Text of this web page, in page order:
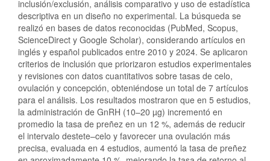
inclusión/exclusión, análisis comparativo y uso de estadística
descriptiva en un diseño no experimental. La búsqueda se
realizó en bases de datos reconocidas (PubMed, Scopus,
ScienceDirect y Google Scholar), considerando artículos en
inglés y español publicados entre 2010 y 2024. Se aplicaron
criterios de inclusión que priorizaron estudios experimentales
y revisiones con datos cuantitativos sobre tasas de celo,
ovulación y concepción, obteniéndose un total de 7 artículos
para el análisis. Los resultados mostraron que en 5 estudios,
la administración de GnRH (10–20 µg) incrementó en
promedio la tasa de preñez en un 12 %, además de reducir
el intervalo destete–celo y favorecer una ovulación más
precisa, evaluada en 4 estudios, aumentó la tasa de preñez